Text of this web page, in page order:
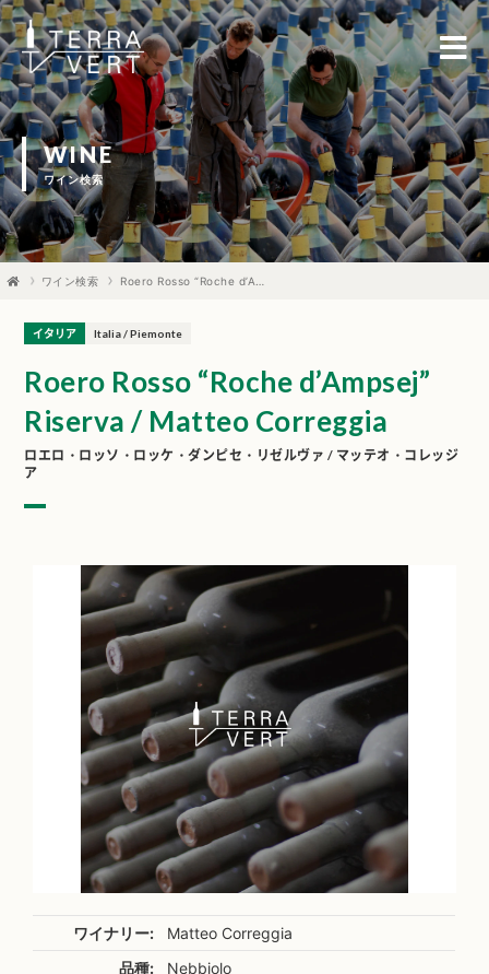
WINE
ワイン検索
ワイン検索
Roero Rosso “Roche d’Ampsej”
Riserva / Matteo Correggia
ロエロ・ロッソ・ロッケ・ダンピセ・リゼルヴァ / マッテオ・コレッジ
ア
イタリア Italia / Piemonte
ワイナリー:
Matteo Correggia
品種:
Nebbiolo